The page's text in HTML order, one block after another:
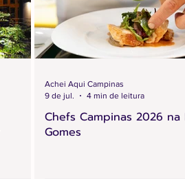
Chefs Campinas 2026 na
Gomes
Achei Aqui Campinas
9 de jul.
4 min de leitura